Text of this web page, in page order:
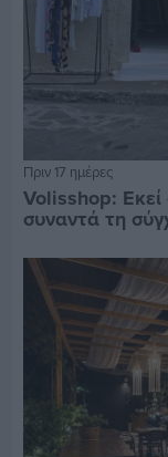
Πριν 17 ημέρες
Volisshop: Εκεί
συναντά τη